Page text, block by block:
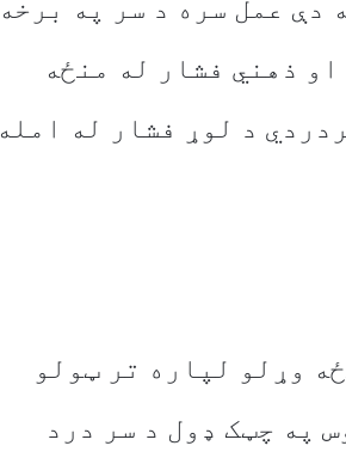
دې عمل سره د سر په برخه
ذهني فشار له منځه
د لوړ فشار له امله
وړلو لپاره تر ټولو
په چټک ډول د سر درد